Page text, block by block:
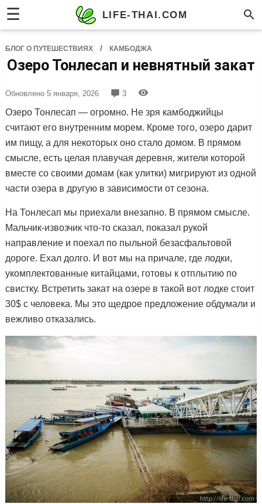
☰ LIFE-THAI.COM
БЛОГ О ПУТЕШЕСТВИЯХ / КАМБОДЖА
Озеро Тонлесап и невнятный закат
Обновлено 5 января, 2026 3
Озеро Тонлесап — огромно. Не зря камбоджийцы
считают его внутренним морем. Кроме того, озеро дарит
им пищу, а для некоторых оно стало домом. В прямом
смысле, есть целая плавучая деревня, жители которой
вместе со своими домам (как улитки) мигрируют из одной
части озера в другую в зависимости от сезона.
На Тонлесап мы приехали внезапно. В прямом смысле.
Мальчик-извозчик что-то сказал, показал рукой
направление и поехал по пыльной безасфальтовой
дороге. Ехал долго. И вот мы на причале, где лодки,
укомплектованные китайцами, готовы к отплытию по
свистку. Встретить закат на озере в такой вот лодке стоит
30$ с человека. Мы это щедрое предложение обдумали и
вежливо отказались.